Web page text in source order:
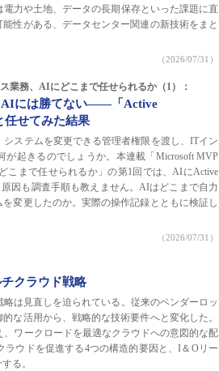
力や土地、データの長期保存といった課題に直
性がある、データセンター関連の新技術をまと
（2026/07/31）
務、AIにどこまで任せられるか（1）：
AIには勝てない――「Active
せてみた結果
ステムを変更できる管理者権限を渡し、ITイン
起きるのでしょうか。本連載「Microsoft MVP
まで任せられるか」の第1回では、AIにActive
因も調査手順も教えません。AIはどこまで自力
変更したのか。実際の操作記録とともに検証し
（2026/07/31）
クラウド戦略
は見直しを迫られている。従来のベンダーロッ
な活用から、戦略的な技術要件へと変化した。
ワークロードを最適なクラウドへの意図的な配
ウドを促進する4つの構造的要因と、I＆Oリー
る。